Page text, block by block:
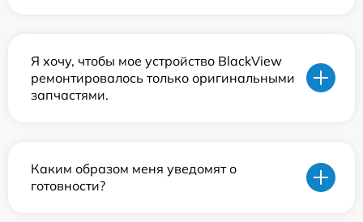
Я хочу, чтобы мое устройство BlackView
ремонтировалось только оригинальными
запчастями.
Каким образом меня уведомят о
готовности?